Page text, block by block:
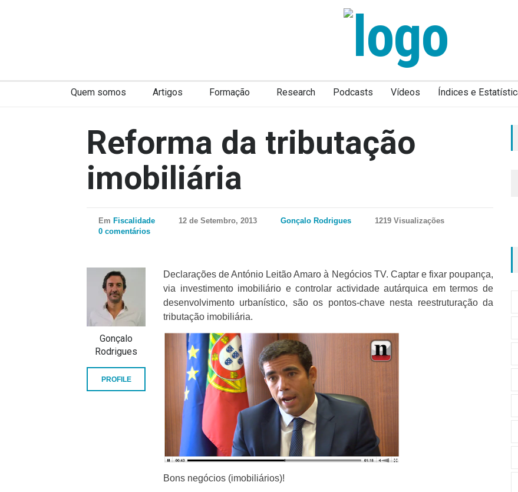
Quem somos Artigos Formação Research Podcasts Vídeos Índices e
Reforma da tributação
imobiliária
Em Fiscalidade 12 de Setembro, 2013 Gonçalo Rodrigues
1219 Visualizações
0 comentários
Declarações de António Leitão Amaro à Negócios TV. Captar e fixar poupança,
via investimento imobiliário e controlar actividade autárquica em termos de
desenvolvimento urbanístico, são os pontos-chave nesta reestruturação da
tributação imobiliária.
Bons negócios (imobiliários)!
Gonçalo
Rodrigues
PROFILE